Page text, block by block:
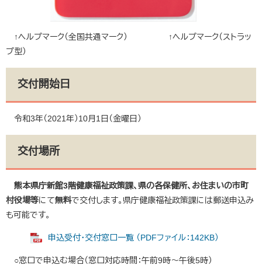
↑ヘルプマーク（全国共通マーク） ↑ヘルプマーク（ストラッ
プ型）
交付開始日
令和3年（2021年）10月1日（金曜日）
交付場所
熊本県庁新館3階健康福祉政策課、県の各保健所、お住まいの市町
村役場等にて無料で交付します。県庁健康福祉政策課には郵送申込み
も可能です。
申込受付・交付窓口一覧 （PDFファイル：142KB）
○窓口で申込む場合（窓口対応時間：午前9時～午後5時）